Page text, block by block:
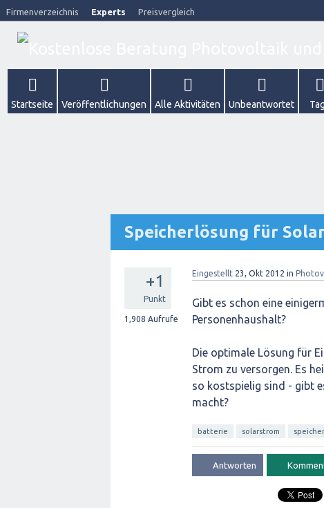
Firmenverzeichnis Experts Preisvergleich
Startseite Veröffentlichungen Alle Aktivitäten Unbeantwortet
Speicherlösung für
+1
Punkt
1,908 Aufrufe
Eingestellt 23, Okt 2012 in
Gibt es schon eine
Personenhaushalt?
Die optimale Lösung für
Strom zu versorgen. Es
so kostspielig sind - gibt
macht?
batterie solarstrom speicher